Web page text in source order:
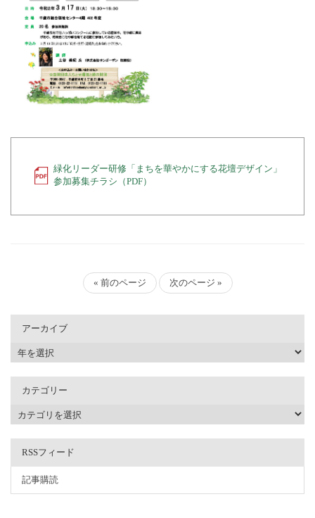
緑化リーダー研修「まちを華やかにする花壇デザイン」
参加募集チラシ（PDF）
« 前のページ 次のページ »
アーカイブ
カテゴリー
RSSフィード
記事購読